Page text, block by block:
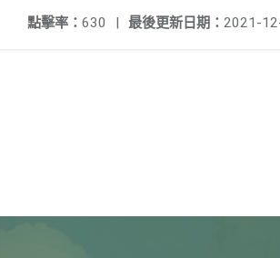
最後更新日期： 2021-
點擊率： 630 |